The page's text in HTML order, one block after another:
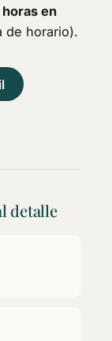
horas en
de horario).
detalle